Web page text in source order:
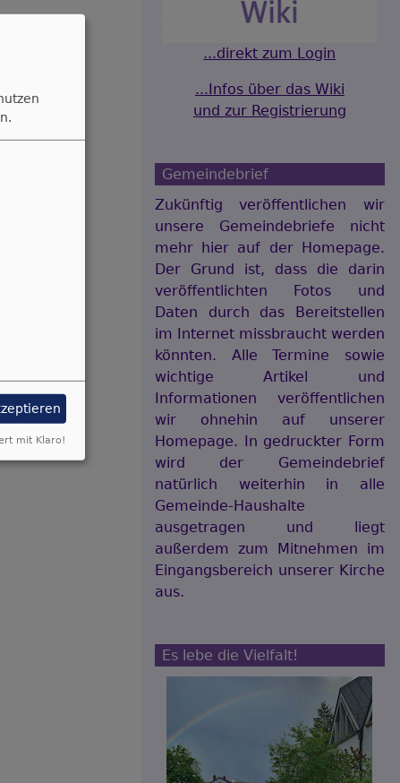
...direkt zum Login
...Infos über das Wiki
und zur Registrierung
Gemeindebrief
Zukünftig veröffentlichen wir
unsere Gemeindebriefe nicht
mehr hier auf der Homepage.
Der Grund ist, dass die darin
veröffentlichten Fotos und
Daten durch das Bereitstellen
im Internet missbraucht werden
könnten. Alle Termine sowie
wichtige Artikel und
Informationen veröffentlichen
wir ohnehin auf unserer
Homepage. In gedruckter Form
wird der Gemeindebrief
natürlich weiterhin in alle
Gemeinde-Haushalte
ausgetragen und liegt
außerdem zum Mitnehmen im
Eingangsbereich unserer Kirche
aus.
Es lebe die Vielfalt!
mit Klaro!